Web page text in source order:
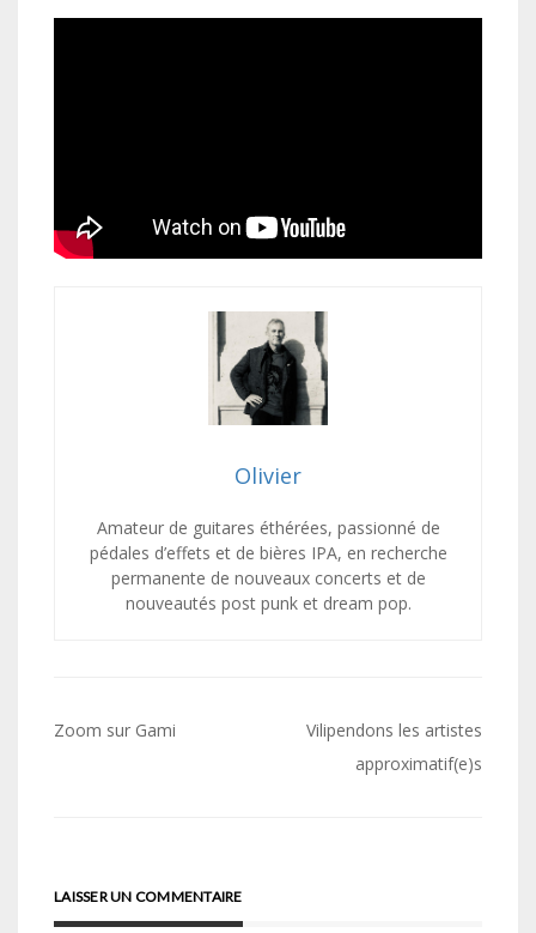
Olivier
Amateur de guitares éthérées, passionné de
pédales d’effets et de bières IPA, en recherche
permanente de nouveaux concerts et de
nouveautés post punk et dream pop.
Navigation
Zoom sur Gami
Vilipendons les artistes
approximatif(e)s
LAISSER UN COMMENTAIRE